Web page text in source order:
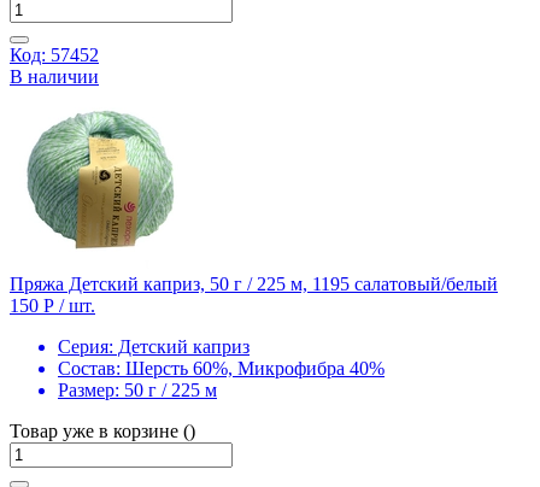
Код: 57452
В наличии
Пряжа Детский каприз, 50 г / 225 м, 1195 салатовый/белый
150 Р / шт.
Серия: Детский каприз
Состав: Шерсть 60%, Микрофибра 40%
Размер: 50 г / 225 м
Товар уже в корзине ()